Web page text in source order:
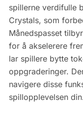
spillerne verdifulle
Crystals, som
Månedspasset
for å akselerere
lar spillere bytte
oppgraderinger.
navigere disse
spillopplevelsen